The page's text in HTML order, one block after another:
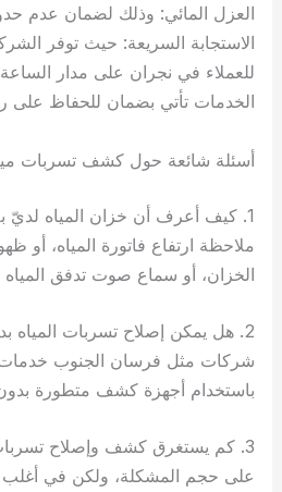
العزل المائي: وذلك لضمان عدم
الاستجابة السريعة: حيث توفر
للعملاء في نجران على مدار
الخدمات تأتي بضمان للحفاظ على
أسئلة شائعة حول كشف تسربات
1. كيف أعرف أن خزان المياه
ملاحظة ارتفاع فاتورة المياه، أو
الخزان، أو سماع صوت تدفق المياه
2. هل يمكن إصلاح تسربات المياه
شركات مثل فرسان الجنوب خدمات
باستخدام أجهزة كشف متطورة
3. كم يستغرق كشف وإصلاح
على حجم المشكلة، ولكن في أغلب